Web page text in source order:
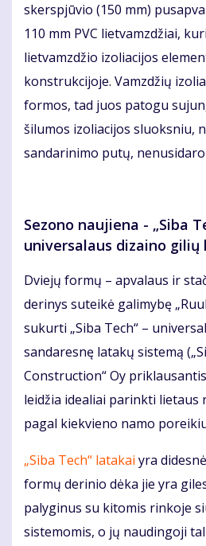
skerspjūvio (150 mm)
110 mm PVC lietvamzdžiai,
lietvamzdžio izoliacijos
konstrukcijoje. Vamzdžių
formos, tad juos patogu
šilumos izoliacijos sluoksniu,
sandarinimo putų,
Sezono naujiena - „Siba
universalaus dizaino
Dviejų formų – apvalaus ir
derinys suteikė galimybę
sukurti „Siba Tech“ –
sandaresnę latakų sistemą
Construction“ Oy
leidžia idealiai parinkti lietaus
pagal kiekvieno namo
„Siba Tech“ latakai yra
formų derinio dėka jie yra
palyginus su kitomis rinkoje
sistemomis, o jų naudingoji